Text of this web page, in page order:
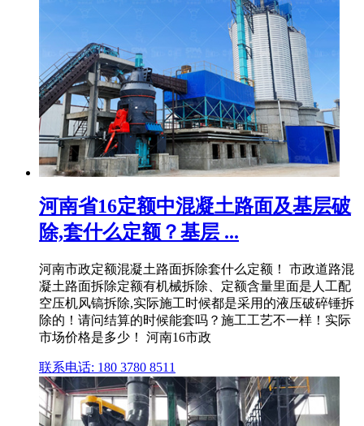
河南省16定额中混凝土路面及基层破
除,套什么定额？基层 ...
河南市政定额混凝土路面拆除套什么定额！ 市政道路混
凝土路面拆除定额有机械拆除、定额含量里面是人工配
空压机风镐拆除,实际施工时候都是采用的液压破碎锤拆
除的！请问结算的时候能套吗？施工工艺不一样！实际
市场价格是多少！ 河南16市政
联系电话: 180 3780 8511